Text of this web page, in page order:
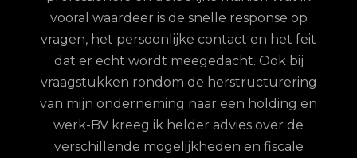
vooral waardeer is de snelle response op
vragen, het persoonlijke contact en het feit
dat er echt wordt meegedacht. Ook bij
vraagstukken rondom de herstructurering
van mijn onderneming naar een holding en
werk-BV kreeg ik helder advies over de
verschillende mogelijkheden en fiscale